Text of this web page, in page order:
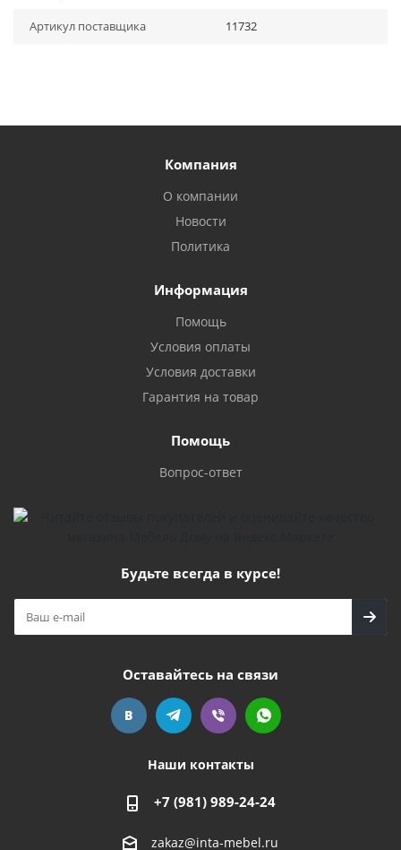
Артикул поставщика 11732
Компания
О компании
Новости
Политика
Информация
Помощь
Условия оплаты
Условия доставки
Гарантия на товар
Помощь
Вопрос-ответ
Будьте всегда в курсе!
Оставайтесь на связи
Наши контакты
+7 (981) 989-24-24
zakaz@inta-mebel.ru